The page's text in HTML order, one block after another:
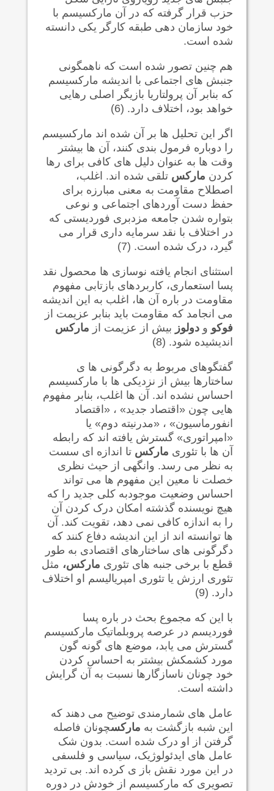
حزب قرار گرفته که در آن مارکسیسم با
خود سازمان دهی طبقه کارگر یکی دانسته
شده است.
هم چنین تصور شده است که ناهمگونی
جنبش های اجتماعی با اندیشه مارکسیسم
که بنابر آن پرولتاریا بازیگر اصلی رهایی
خواهد بود، اختلاف دارد. (6)
اگر این تحلیل ها بر آن شده اند مارکسیسم
را دوباره فرمول بندی کنند، آن ها بیشتر
وقت ها به عنوان دلیل های کافی برای رها
کردن مارکس تلقی شده اند. اغلب،
اصطلاح مقاومت به معنی مبارزه برای
حفظ دست آوردهای اجتماعی و نوعی
بتواره شدن جامعه مزدبری فوردیستی که
در اختلاف با نقد سرمایه داری قرار می
گیرد، درک شده است. (7)
استثنای انجام یافته نوسازی ها محصول نقد
پسا استعماری، کاربردهای بازتابی مفهوم
مقاومت در باره آن ها، اغلب به این اندیشه
می انجامد که مقاومت باید بنابر عزیمت از
فوکو ودولوز بیش از عزیمت از مارکس
اندیشیده شود. (8)
گفتگوهای مربوط به دگرگونی ها ی
ساختارها بیش از نزدیکی ها با مارکسیسم
احساس نشده اند. آن ها اغلب، بنابر مفهوم
هایی چون «اقتصاد جدید» ، «اقتصاد
انفورماسیون» ، «مدرنیته دوم» یا
«امپراتوری» گسترش یافته اند که رابطه
آن ها با تئوری مارکس تا اندازه ای سست
به نظر می رسد. وانگهی از حیث نظری
خصلت نا معین این مفهوم ها می تواند
احساس وضعیت موجودبه کلی جدید را که
هیچ نویسنده گذشته امکان درک کردن آن
را به اندازه کافی نمی دهد، تقویت کند. آن
ها توانسته اند از این اندیشه دفاع کنند که
دگرگونی های ساختارهای اقتصادی به طور
قطع با برخی جنبه های تئوری مارکس، مثل
تئوری ارزش یا تئوری امپریالیسم او اختلاف
دارد. (9)
با این که مجموع بحث در باره پسا
فوردیسم در عرصه پروبلماتیک مارکسیسم
گسترش می یابد، موضع های گونه گون
مورد کشمکش بیشتر به احساس کردن
خود چونان ناسازگارها نسبت به آن گرایش
داشته است.
عامل های شمارمندی توضیح می دهند که
این شبه بازگشت به مارکسچونان فاصله
گرفتن از او درک شده است. بدون شک
عامل های ایدئولوژیک، سیاسی و فلسفی
در این مورد نقش باز ی کرده اند. بی تردید
تصویری که مارکسیسم از خودش در دوره